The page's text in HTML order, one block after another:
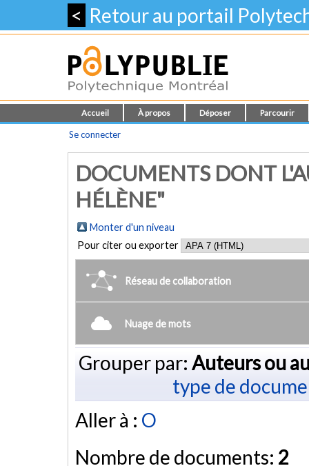
< Retour au portail
Accueil À propos Déposer Parcourir
Se connecter
DOCUMENTS DONT
HÉLÈNE"
Monter d'un niveau
Pour citer ou exporter
Réseau de collaboration
Nuage de mots
Grouper par: Auteurs ou
type de
Aller à : O
Nombre de documents: 2